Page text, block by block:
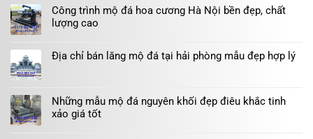
Công trình mộ đá hoa cương Hà Nội bền đẹp, chất
lượng cao
Địa chỉ bán lăng mộ đá tại hải phòng mẫu đẹp hợp lý
Những mẫu mộ đá nguyên khối đẹp điêu khắc tinh
xảo giá tốt